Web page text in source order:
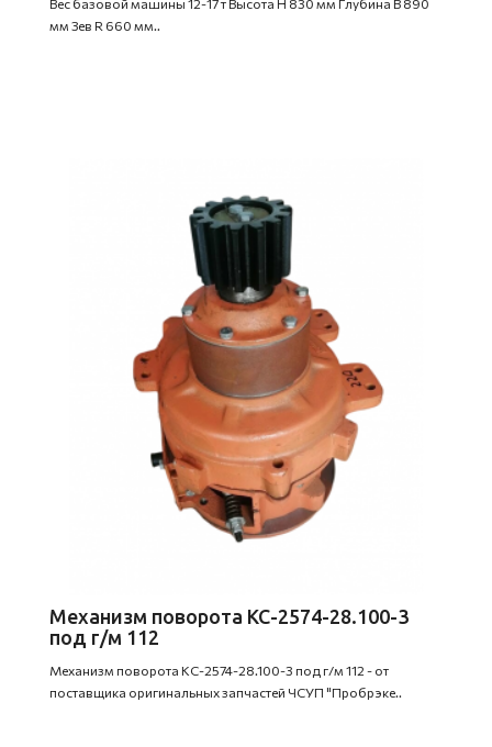
мм Зев R 660 мм..
Механизм поворота КС-2574-28.100-3
под г/м 112
Механизм поворота КС-2574-28.100-3 под г/м 112 - от
поставщика оригинальных запчастей ЧСУП "Пробрэке..